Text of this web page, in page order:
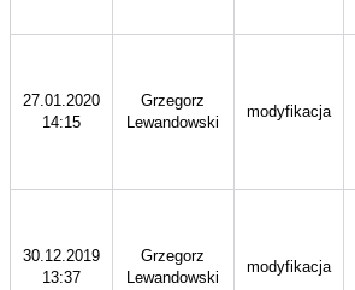
27.01.2020
14:15
Grzegorz
Lewandowski
modyfikacja
30.12.2019
13:37
Grzegorz
Lewandowski
modyfikacja